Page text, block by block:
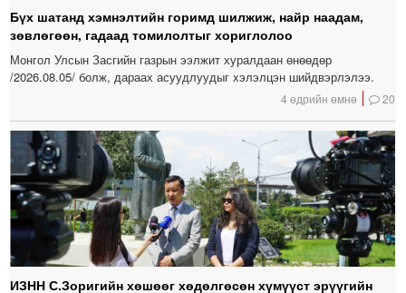
Бүх шатанд хэмнэлтийн горимд шилжиж, найр наадам,
зөвлөгөөн, гадаад томилолтыг хориглолоо
Монгол Улсын Засгийн газрын ээлжит хуралдаан өнөөдөр
/2026.08.05/ болж, дараах асуудлуудыг хэлэлцэн шийдвэрлэлээ.
4 өдрийн өмнө 20
ИЗНН С.Зоригийн хөшөөг хөдөлгөсөн хүмүүст эрүүгийн